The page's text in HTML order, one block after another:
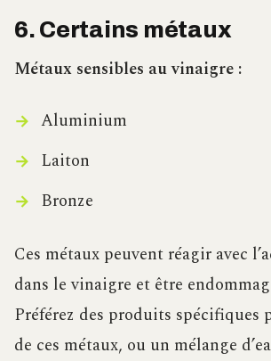
6. Certains métaux
Métaux sensibles au vinaigre :
Aluminium
Laiton
Bronze
Ces métaux peuvent réagir avec
dans le vinaigre et être
Préférez des produits spécifiques
de ces métaux, ou un mélange